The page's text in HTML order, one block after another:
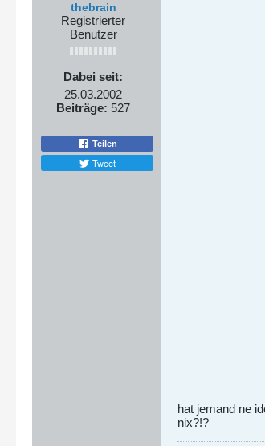
thebrain
Registrierter
Benutzer
Dabei seit:
25.03.2002
Beiträge: 527
Teilen
Tweet
hat jemand ne
nix?!?